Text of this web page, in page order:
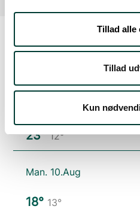
Tillad alle
Tillad
Kun
23°12°
Man. 10.Aug
18° 13°